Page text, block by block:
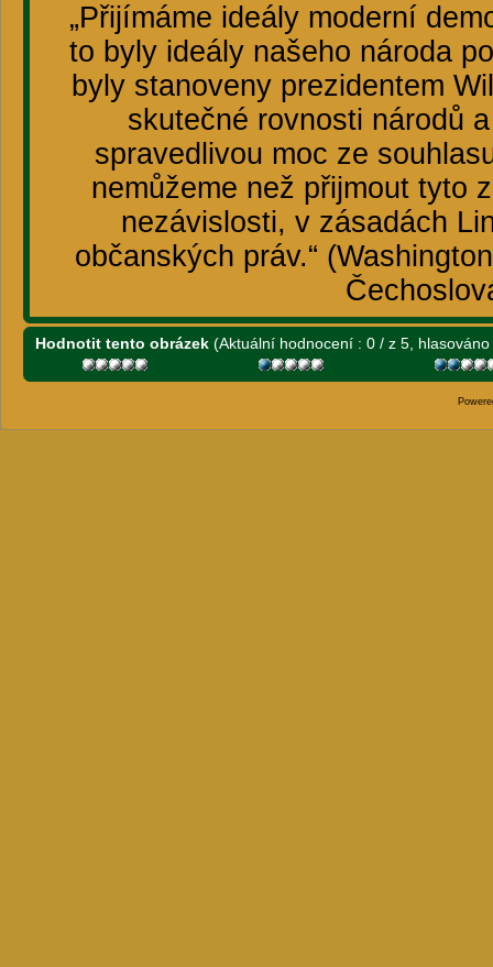
„Přijímáme ideály moderní
to byly ideály našeho národa
byly stanoveny prezidentem
skutečné rovnosti národů
spravedlivou moc ze
nemůžeme než přijmout tyto
nezávislosti, v zásadách
občanských práv.“
Hodnotit tento obrázek (Aktuální hodnocení : 0 / z 5,